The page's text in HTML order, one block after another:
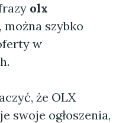
olx
, można szybko
w
że OLX
swoje ogłoszenia,